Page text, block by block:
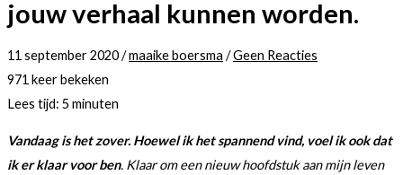
jouw verhaal kunnen worden.
11 september 2020/maaike boersma /Geen Reacties
971 keer bekeken
Lees tijd: 5minuten
Vandaag is het zover. Hoewel ik het spannend vind, voel ik ook dat
ik er klaar voor ben. Klaar om een nieuw hoofdstuk aan mijn leven